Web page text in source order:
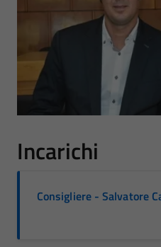
Incarichi
Consigliere - Salvatore